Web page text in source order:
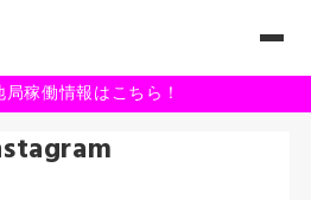
局稼働情報はこちら！